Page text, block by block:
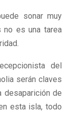
sonar muy
no es una tarea
del
serán claves
desaparición de
esta isla, todo